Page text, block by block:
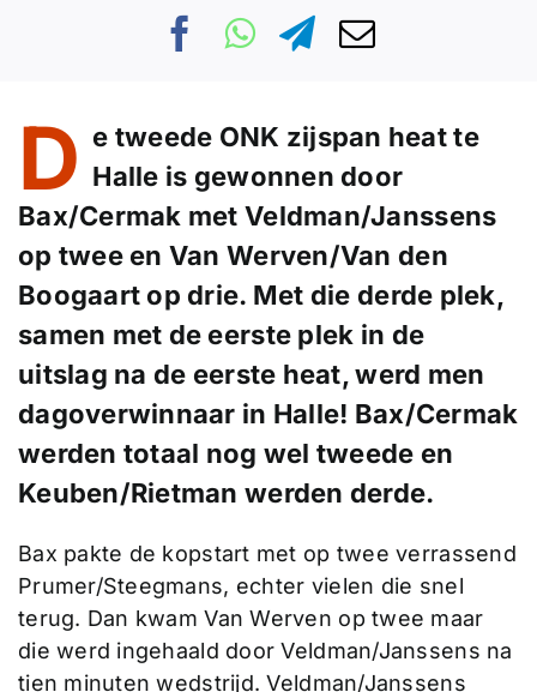
D e tweede ONK zijspan heat te
Halle is gewonnen door
Bax/Cermak met Veldman/Janssens
op twee en Van Werven/Van den
Boogaart op drie. Met die derde plek,
samen met de eerste plek in de
uitslag na de eerste heat, werd men
dagoverwinnaar in Halle! Bax/Cermak
werden totaal nog wel tweede en
Keuben/Rietman werden derde.
Bax pakte de kopstart met op twee verrassend
Prumer/Steegmans, echter vielen die snel
terug. Dan kwam Van Werven op twee maar
die werd ingehaald door Veldman/Janssens na
tien minuten wedstrijd. Veldman/Janssens